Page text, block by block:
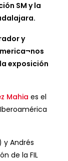
SM y la
y
exposición
Mahia es el
y Andrés
de la FIL